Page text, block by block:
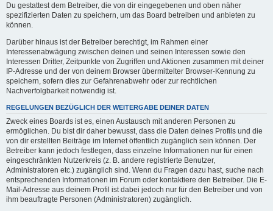
Du gestattest dem Betreiber, die von dir eingegebenen und oben näher
spezifizierten Daten zu speichern, um das Board betreiben und anbieten zu
können.
Darüber hinaus ist der Betreiber berechtigt, im Rahmen einer
Interessenabwägung zwischen deinen und seinen Interessen sowie den
Interessen Dritter, Zeitpunkte von Zugriffen und Aktionen zusammen mit deiner
IP-Adresse und der von deinem Browser übermittelter Browser-Kennung zu
speichern, sofern dies zur Gefahrenabwehr oder zur rechtlichen
Nachverfolgbarkeit notwendig ist.
REGELUNGEN BEZÜGLICH DER WEITERGABE DEINER DATEN
Zweck eines Boards ist es, einen Austausch mit anderen Personen zu
ermöglichen. Du bist dir daher bewusst, dass die Daten deines Profils und die
von dir erstellten Beiträge im Internet öffentlich zugänglich sein können. Der
Betreiber kann jedoch festlegen, dass einzelne Informationen nur für einen
eingeschränkten Nutzerkreis (z. B. andere registrierte Benutzer,
Administratoren etc.) zugänglich sind. Wenn du Fragen dazu hast, suche nach
entsprechenden Informationen im Forum oder kontaktiere den Betreiber. Die E-
Mail-Adresse aus deinem Profil ist dabei jedoch nur für den Betreiber und von
ihm beauftragte Personen (Administratoren) zugänglich.